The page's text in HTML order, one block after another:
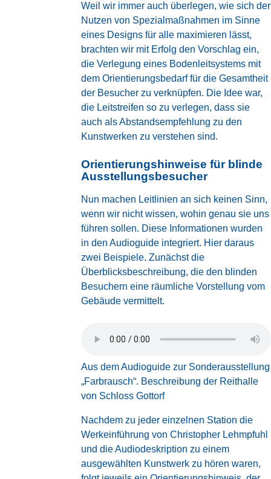
Weil wir immer auch überlegen, wie sich der
Nutzen von Spezialmaßnahmen im Sinne
eines Designs für alle maximieren lässt,
brachten wir mit Erfolg den Vorschlag ein,
die Verlegung eines Bodenleitsystems mit
dem Orientierungsbedarf für die Gesamtheit
der Besucher zu verknüpfen. Die Idee war,
die Leitstreifen so zu verlegen, dass sie
auch als Abstandsempfehlung zu den
Kunstwerken zu verstehen sind.
Orientierungshinweise für blinde
Ausstellungsbesucher
Nun machen Leitlinien an sich keinen Sinn,
wenn wir nicht wissen, wohin genau sie uns
führen sollen. Diese Informationen wurden
in den Audioguide integriert. Hier daraus
zwei Beispiele. Zunächst die
Überblicksbeschreibung, die den blinden
Besuchern eine räumliche Vorstellung vom
Gebäude vermittelt.
Aus dem Audioguide zur Sonderausstellung
„Farbrausch“. Beschreibung der Reithalle
von Schloss Gottorf
Nachdem zu jeder einzelnen Station die
Werkeinführung von Christopher Lehmpfuhl
und die Audiodeskription zu einem
ausgewählten Kunstwerk zu hören waren,